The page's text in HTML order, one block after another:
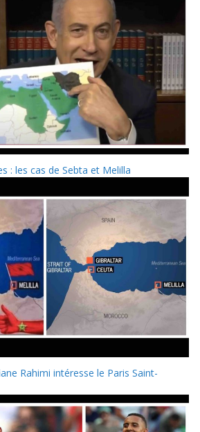
: les cas de Sebta et Melilla
Rahimi intéresse le Paris Saint-